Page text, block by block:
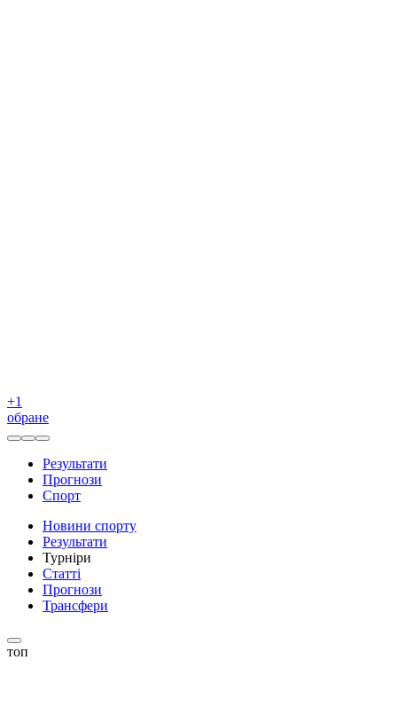
+1
обране
Результати
Прогнози
Спорт
Новини спорту
Результати
Турніри
Статті
Прогнози
Трансфери
топ